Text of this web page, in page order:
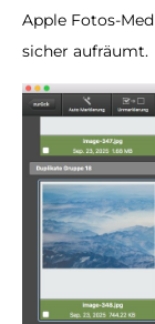
Apple Fotos-
sicher aufräumt.